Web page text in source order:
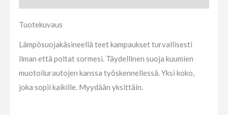
Tuotekuvaus
Lämpösuojakäsineellä teet kampaukset turvallisesti
ilman että poltat sormesi. Täydellinen suoja kuumien
muotoilurautojen kanssa työskennellessä. Yksi koko,
joka sopii kaikille. Myydään yksittäin.